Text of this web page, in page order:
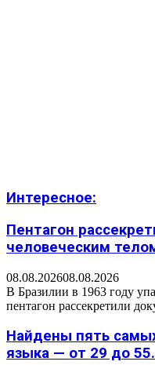
Интересное:
Пентагон
человеческим
08.08.202608.08.2026
В Бразилии в 1963 году
пентагон рассекретили
Найдены пять
языка — от 29 до